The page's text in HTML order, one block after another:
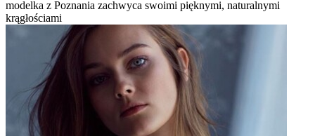
modelka z Poznania zachwyca swoimi pięknymi, naturalnymi
krągłościami